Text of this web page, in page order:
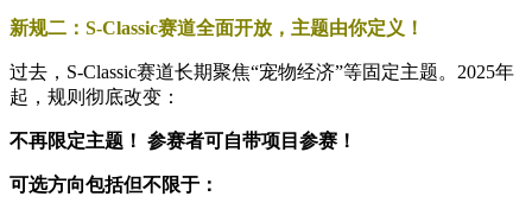
新规二：S-Classic赛道全面开放，主题由你定义！
过去，S-Classic赛道长期聚焦“宠物经济”等固定主题。2025年
起，规则彻底改变：
不再限定主题！ 参赛者可自带项目参赛！
可选方向包括但不限于：